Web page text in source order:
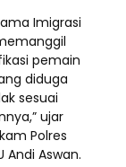
Imigrasi
pemain
diduga
sesuai
ujar
Polres
Andi Aswan.